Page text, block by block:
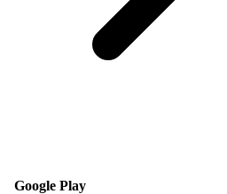
Google Play